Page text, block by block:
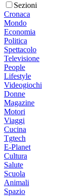
Sezioni
Cronaca
Mondo
Economia
Politica
Spettacolo
Televisione
People
Lifestyle
Videogiochi
Donne
Magazine
Motori
Viaggi
Cucina
Tgtech
E-Planet
Cultura
Salute
Scuola
Animali
Spazio